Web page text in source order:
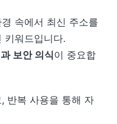
속에서 최신 주소를
키워드입니다.
보안 의식이 중요합
반복 사용을 통해 자